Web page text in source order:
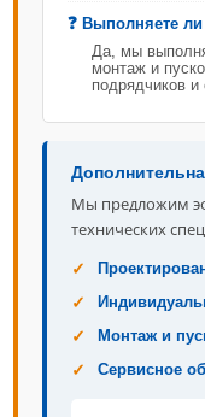
Выполняете
Да, мы
монтаж и
подрядчиков и
Мы предложим
технических
Монтаж и
Сервисное